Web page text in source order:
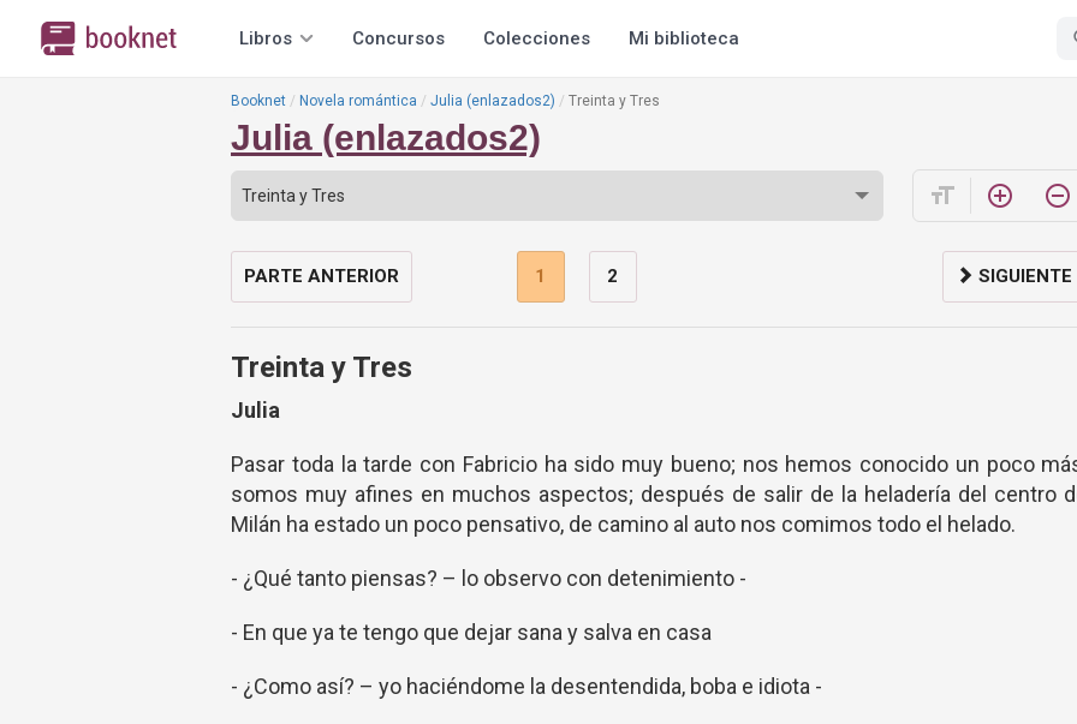
Libros Concursos Colecciones Mi biblioteca
Booknet Novela romántica Julia (enlazados2) Treinta y Tres
Julia (enlazados2)
format_size add_circle_outline remove_circle_outline
PARTE ANTERIOR 1 2 SIGUIENTE
Treinta y Tres
Julia
Pasar toda la tarde con Fabricio ha sido muy bueno; nos hemos conocido un poco
somos muy afines en muchos aspectos; después de salir de la heladería del centro
Milán ha estado un poco pensativo, de camino al auto nos comimos todo el helado.
- ¿Qué tanto piensas? – lo observo con detenimiento -
- En que ya te tengo que dejar sana y salva en casa
- ¿Como así? – yo haciéndome la desentendida, boba e idiota -